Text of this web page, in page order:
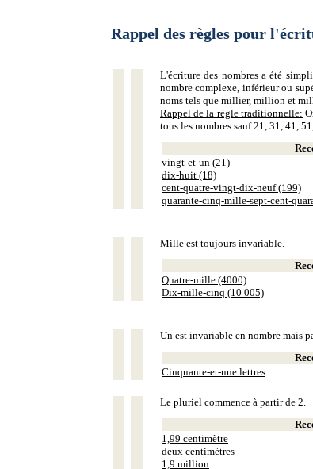
Rappel des règles pour
L'écriture des nombres a été
nombre complexe, inférieur ou
noms tels que millier, million et
Rappel de la règle traditionnelle:
tous les nombres sauf 21, 31, 41,
vingt-et-un (21)
dix-huit (18)
cent-quatre-vingt-dix-neuf (199)
quarante-cinq-mille-sept-cent-
Mille est toujours invariable.
Quatre-mille (4000)
Dix-mille-cinq (10 005)
Un est invariable en nombre mais
Cinquante-et-une lettres
Le pluriel commence à partir de 2.
1,99 centimètre
deux centimètres
1,9 million